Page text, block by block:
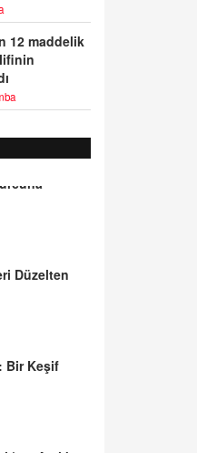
12 maddelik
Düzelten
Keşif
| 21 Aralık